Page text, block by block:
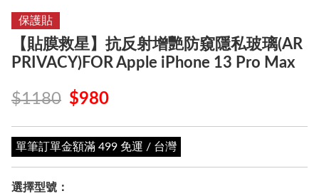
保護貼
【貼膜救星】抗反射增艷防窺隱私玻璃(AR
PRIVACY)FOR Apple iPhone 13 Pro Max
$1180 $980
單筆訂單金額滿 499 免運 / 台灣
選擇型號：